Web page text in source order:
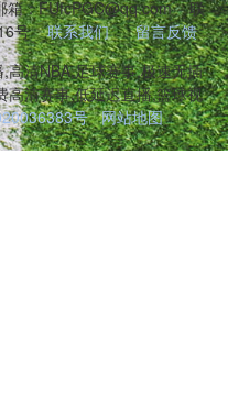
箱：FUfcPGC@qq.com
联
号
联系我们
留言反馈
清NBA,足球赛事,极速无插
高清赛事,低延迟直播,篮球视
号 网站地图